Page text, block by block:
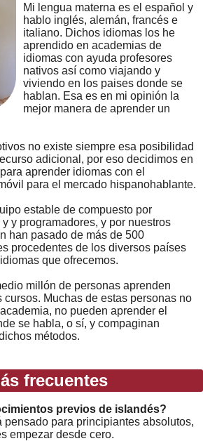
Mi lengua materna es el español y
hablo inglés, alemán, francés e
italiano. Dichos idiomas los he
aprendido en academias de
idiomas con ayuda profesores
nativos así como viajando y
viviendo en los paises donde se
hablan. Esa es en mi opinión la
mejor manera de aprender un
no existe siempre esa posibilidad
adicional, por eso decidimos en
aprender idiomas con el
para el mercado hispanohablante.
estable de compuesto por
y programadores, y por nuestros
han pasado de más de 500
procedentes de los diversos países
que ofrecemos.
millón de personas aprenden
cursos. Muchas de estas personas no
no pueden aprender el
se habla, o sí, y compaginan
métodos.
frecuentes
previos de islandés?
pensado para principiantes absolutos,
empezar desde cero.